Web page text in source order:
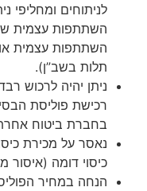
לניתוחים ומחליפי
השתתפות עצמית
תלות בשב”ן).
ניתן יהיה לרכוש
רכישת פוליסת
בחברת ביטוח
נאסר על מכירת
כיסוי דומה (איסור